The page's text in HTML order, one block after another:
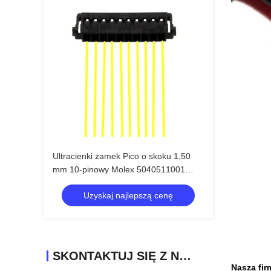
Ultracienki zamek Pico o skoku 1,50
mm 10-pinowy Molex 5040511001
wiązka przewodów
Uzyskaj najlepszą cenę
SKONTAKTUJ SIĘ Z NAMI
Nasza